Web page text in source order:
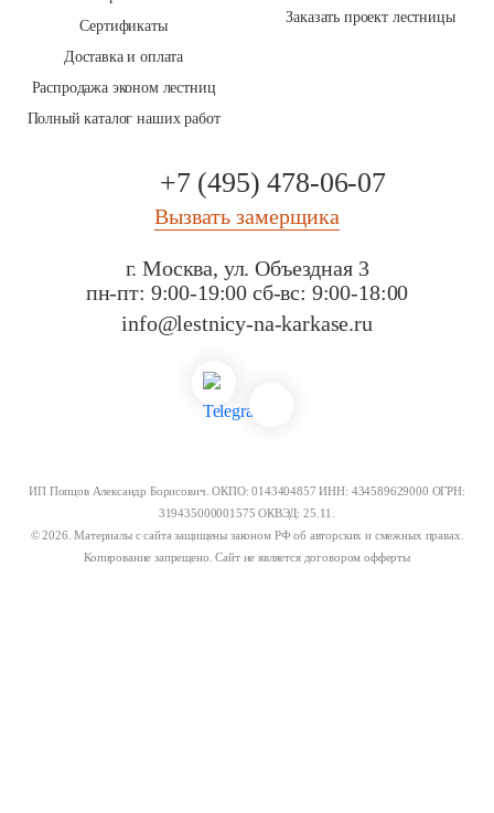
Сертификаты
Доставка и оплата
Распродажа эконом лестниц
Полный каталог наших работ
Заказать проект лестницы
+7 (495) 478-06-07
Вызвать замерщика
г. Москва, ул. Объездная 3
пн-пт: 9:00-19:00 сб-вс: 9:00-18:00
info@lestnicy-na-karkase.ru
ИП Попцов Александр Борисович. ОКПО: 0143404857 ИНН: 434589629000 ОГРН:
319435000001575 ОКВЭД: 25.11.
© 2026. Материалы с сайта защищены законом РФ об авторских и смежных правах.
Копирование запрещено. Сайт не является договором офферты